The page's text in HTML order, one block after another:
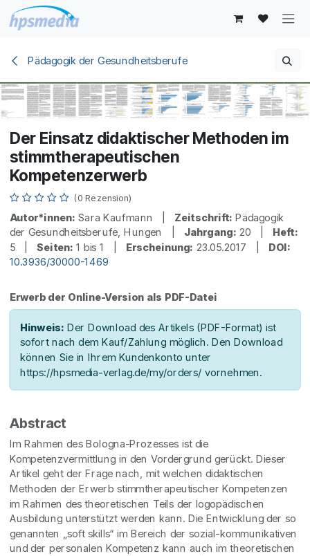
Zum Inhalt springen
Pädagogik der Gesundheitsberufe
Der Einsatz didaktischer Methoden im
stimmtherapeutischen
Kompetenzerwerb
(0 Rezension)
Autor*innen: Sara Kaufmann | Zeitschrift: Pädagogik
der Gesundheitsberufe, Hungen | Jahrgang: 20 | Heft:
5 |Seiten: 1 bis 1 | Erscheinung: 23.05.2017 | DOI:
10.3936/30000-1469
Erwerb der Online-Version als PDF-Datei
Hinweis: Der Download des Artikels (PDF-Format) ist
sofort nach dem Kauf/Zahlung möglich. Den Download
können Sie in Ihrem Kundenkonto unter
https://hpsmedia-verlag.de/my/orders/ vornehmen.
Abstract
Im Rahmen des Bologna-Prozesses ist die
Kompetenzvermittlung in den Vordergrund gerückt. Dieser
Artikel geht der Frage nach, mit welchen didaktischen
Methoden der Erwerb stimmtherapeutischer Kompetenzen
im Rahmen des theoretischen Teils der logopädischen
Ausbildung unterstützt werden kann. Die Entwicklung der so
genannten „soft skills“ im Bereich der sozial-kommunikativen
und der personalen Kompetenz kann auch im theoretischen